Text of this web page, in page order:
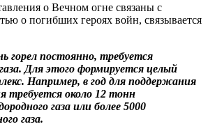
о Вечном огне связаны с
о погибших героях войн, связывается
горел постоянно, требуется
Для этого формируется целый
Например, в год для поддержания
требуется около 12 тонн
газа или более 5000
газа.